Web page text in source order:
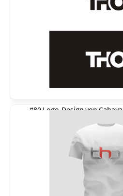
#80 Logo-Design vonCahaya